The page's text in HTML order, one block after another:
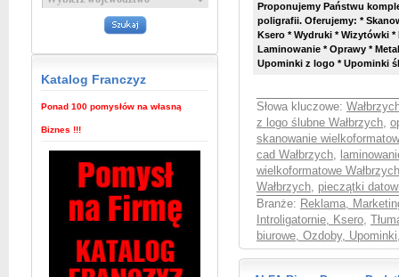
Katalog Franczyz
Ponad 100 pomysłów na własną
Biznes !!!
Proponujemy Państwu
poligrafii. Oferujemy: *
Ksero * Wydruki * Wizytówki
Laminowanie * Oprawy *
Upominki z logo * Upominki
Słowa kluczowe:
z logo ślubne Wałbrzych,
skanowanie
cad Wałbrzych,
wielkoformatowe Wałbrzych
Wałbrzych, pieczątki
Branże: Reklama,
Introligatornie, Ksero,
biurowe, Ozdoby, Upominki